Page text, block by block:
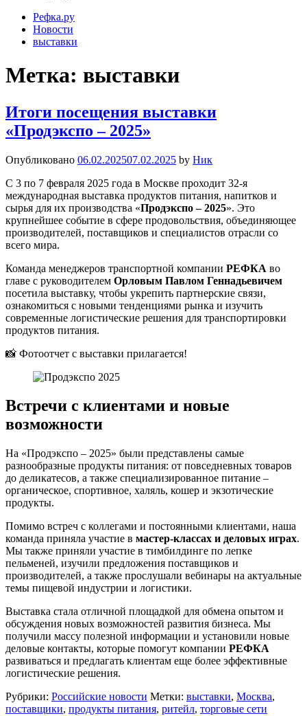
Рефка.ру
Новости
выставки
Метка: выставки
Итоги посещения выставки
«Продэкспо – 2025»
Опубликовано 06.02.202507.02.2025 by Ник
С 3 по 7 февраля 2025 года в Москве проходит 32-я
международная выставка продуктов питания, напитков и
сырья для их производства «Продэкспо – 2025». Это
крупнейшее событие в сфере продовольствия, объединяющее
производителей, поставщиков и специалистов отрасли со
всего мира.
Команда менеджеров транспортной компании РЕФКА во
главе с руководителем Орловым Павлом Геннадьевичем
посетила выставку, чтобы укрепить партнерские связи,
ознакомиться с новыми тенденциями рынка и изучить
современные логистические решения для транспортировки
продуктов питания.
📸 Фотоотчет с выставки прилагается!
Встречи с клиентами и новые
возможности
На «Продэкспо – 2025» были представлены самые
разнообразные продукты питания: от повседневных товаров
до деликатесов, а также специализированное питание –
органическое, спортивное, халяль, кошер и экзотические
продукты.
Помимо встреч с коллегами и постоянными клиентами, наша
команда приняла участие в мастер-классах и деловых играх.
Мы также приняли участие в тимбилдинге по лепке
пельменей, изучили предложения поставщиков и
производителей, а также прослушали вебинары на актуальные
темы пищевой индустрии и логистики.
Выставка стала отличной площадкой для обмена опытом и
обсуждения новых возможностей развития бизнеса. Мы
получили массу полезной информации и установили новые
деловые контакты, которые помогут компании РЕФКА
развиваться и предлагать клиентам еще более эффективные
логистические решения.
Рубрики: Российские новости Метки: выставки, Москва,
поставщики, продукты питания, ритейл, торговые сети